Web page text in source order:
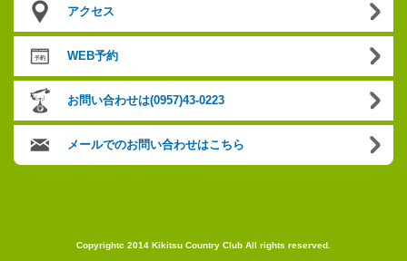
アクセス
WEB予約
お問い合わせは(0957)43-0223
メールでのお問い合わせはこちら
Copyrightc 2014 Kikitsu Country Club All rights reserved.